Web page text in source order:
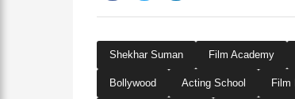
Shekhar Suman Film Academy
Bollywood Acting School Film